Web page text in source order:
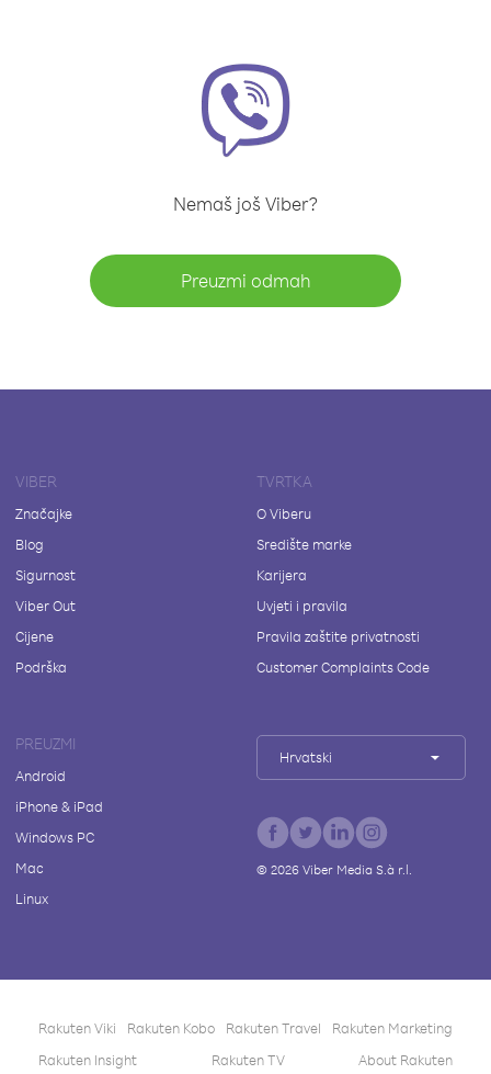
Nemaš još Viber?
Preuzmi odmah
VIBER
Značajke
Blog
Sigurnost
Viber Out
Cijene
Podrška
TVRTKA
O Viberu
Središte marke
Karijera
Uvjeti i pravila
Pravila zaštite privatnosti
Customer Complaints Code
PREUZMI
Android
iPhone & iPad
Windows PC
Mac
Linux
Hrvatski
© 2026Viber Media S.à r.l.
Rakuten Viki Rakuten Kobo Rakuten Travel
Rakuten Marketing
Rakuten Insight
Rakuten TV About Rakuten